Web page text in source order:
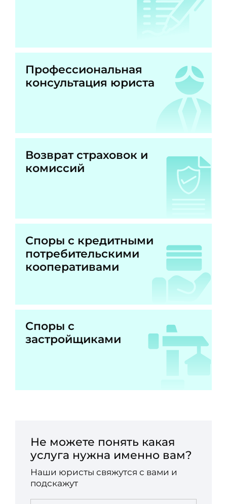
Профессиональная
консультация юриста
Возврат страховок и
комиссий
Споры с кредитными
потребительскими
кооперативами
Споры с
застройщиками
Не можете понять какая
услуга нужна именно вам?
Наши юристы свяжутся с вами и
подскажут